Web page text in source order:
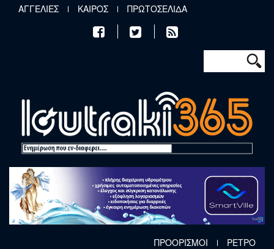
Παράκαμψη προς το κυρίως περιεχόμενο
ΑΓΓΕΛΙΕΣ ΚΑΙΡΟΣ ΠΡΩΤΟΣΕΛΙΔΑ
Φόρμα
Αναζήτηση
ΠΡΟΟΡΙΣΜΟΙ ΡΕΤΡΟ